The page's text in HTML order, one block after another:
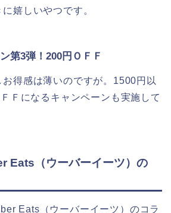
嬉しいやつです。
第3弾！200円ＯＦＦ
得感は薄いのですが。1500円以
Ｆになるキャンペーンも実施して
Eats（ウーバーイーツ）の
Eats（ウーバーイーツ）のコラ